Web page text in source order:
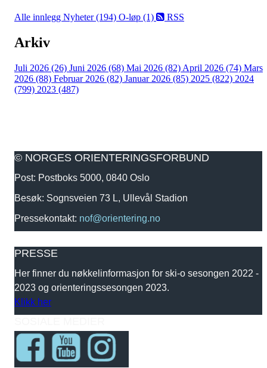
Alle innlegg Nyheter (194) O-løp (1) RSS
Arkiv
Juli 2026 (26) Juni 2026 (68) Mai 2026 (82) April 2026 (74) Mars
2026 (88) Februar 2026 (82) Januar 2026 (85) 2025 (822) 2024
(799) 2023 (487)
© NORGES ORIENTERINGSFORBUND
Post: Postboks 5000, 0840 Oslo
Besøk: Sognsveien 73 L, Ullevål Stadion
Pressekontakt: nof@orientering.no
PRESSE
Her finner du nøkkelinformasjon for ski-o sesongen 2022 -
2023 og orienteringssesongen 2023.
Klikk her